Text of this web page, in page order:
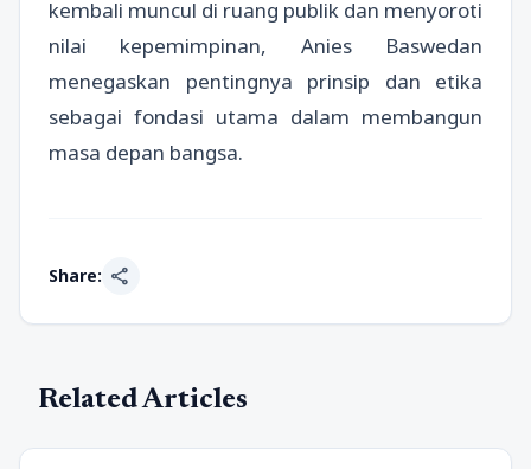
kembali muncul di ruang publik dan menyoroti
nilai kepemimpinan, Anies Baswedan
menegaskan pentingnya prinsip dan etika
sebagai fondasi utama dalam membangun
masa depan bangsa.
Share: share
Related Articles